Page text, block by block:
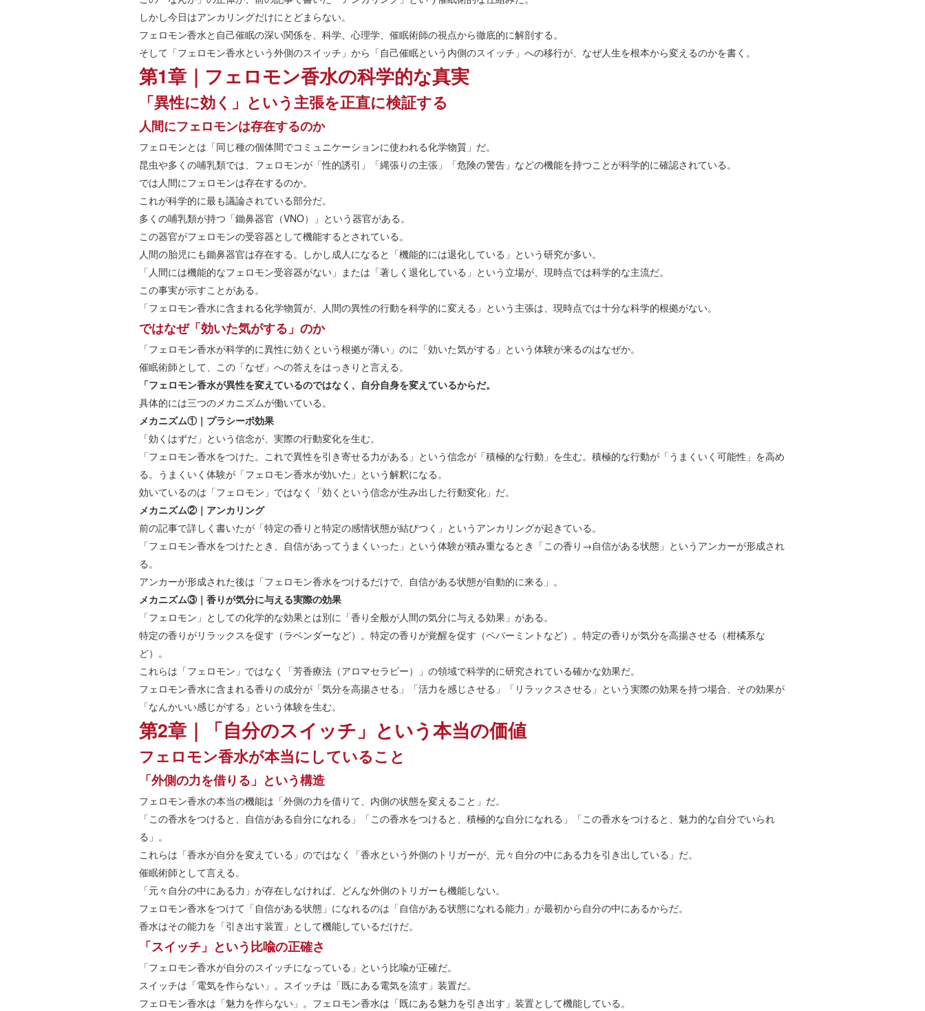
しかし今日はアンカリングだけにとどまらない。
フェロモン香水と自己催眠の深い関係を、科学、心理学、催眠術師の視点から徹底的に解剖する。
そして「フェロモン香水という外側のスイッチ」から「自己催眠という内側のスイッチ」への移行が、なぜ人生を根本から変えるのかを書く。
第1章｜フェロモン香水の科学的な真実
「異性に効く」という主張を正直に検証する
人間にフェロモンは存在するのか
フェロモンとは「同じ種の個体間でコミュニケーションに使われる化学物質」だ。
昆虫や多くの哺乳類では、フェロモンが「性的誘引」「縄張りの主張」「危険の警告」などの機能を持つことが科学的に確認されている。
では人間にフェロモンは存在するのか。
これが科学的に最も議論されている部分だ。
多くの哺乳類が持つ「鋤鼻器官（VNO）」という器官がある。
この器官がフェロモンの受容器として機能するとされている。
人間の胎児にも鋤鼻器官は存在する。しかし成人になると「機能的には退化している」という研究が多い。
「人間には機能的なフェロモン受容器がない」または「著しく退化している」という立場が、現時点では科学的な主流だ。
この事実が示すことがある。
「フェロモン香水に含まれる化学物質が、人間の異性の行動を科学的に変える」という主張は、現時点では十分な科学的根拠がない。
ではなぜ「効いた気がする」のか
「フェロモン香水が科学的に異性に効くという根拠が薄い」のに「効いた気がする」という体験が来るのはなぜか。
催眠術師として、この「なぜ」への答えをはっきりと言える。
「フェロモン香水が異性を変えているのではなく、自分自身を変えているからだ。
具体的には三つのメカニズムが働いている。
メカニズム①｜プラシーボ効果
「効くはずだ」という信念が、実際の行動変化を生む。
「フェロモン香水をつけた。これで異性を引き寄せる力がある」という信念が「積極的な行動」を生む。積極的な行動が「うまくいく可能性」を高め
る。うまくいく体験が「フェロモン香水が効いた」という解釈になる。
効いているのは「フェロモン」ではなく「効くという信念が生み出した行動変化」だ。
メカニズム②｜アンカリング
前の記事で詳しく書いたが「特定の香りと特定の感情状態が結びつく」というアンカリングが起きている。
「フェロモン香水をつけたとき、自信があってうまくいった」という体験が積み重なるとき「この香り→自信がある状態」というアンカーが形成され
る。
アンカーが形成された後は「フェロモン香水をつけるだけで、自信がある状態が自動的に来る」。
メカニズム③｜香りが気分に与える実際の効果
「フェロモン」としての化学的な効果とは別に「香り全般が人間の気分に与える効果」がある。
特定の香りがリラックスを促す（ラベンダーなど）。特定の香りが覚醒を促す（ペパーミントなど）。特定の香りが気分を高揚させる（柑橘系な
ど）。
これらは「フェロモン」ではなく「芳香療法（アロマセラピー）」の領域で科学的に研究されている確かな効果だ。
フェロモン香水に含まれる香りの成分が「気分を高揚させる」「活力を感じさせる」「リラックスさせる」という実際の効果を持つ場合、その効果が
「なんかいい感じがする」という体験を生む。
第2章｜「自分のスイッチ」という本当の価値
フェロモン香水が本当にしていること
「外側の力を借りる」という構造
フェロモン香水の本当の機能は「外側の力を借りて、内側の状態を変えること」だ。
「この香水をつけると、自信がある自分になれる」「この香水をつけると、積極的な自分になれる」「この香水をつけると、魅力的な自分でいられ
る」。
これらは「香水が自分を変えている」のではなく「香水という外側のトリガーが、元々自分の中にある力を引き出している」だ。
催眠術師として言える。
「元々自分の中にある力」が存在しなければ、どんな外側のトリガーも機能しない。
フェロモン香水をつけて「自信がある状態」になれるのは「自信がある状態になれる能力」が最初から自分の中にあるからだ。
香水はその能力を「引き出す装置」として機能しているだけだ。
「スイッチ」という比喩の正確さ
「フェロモン香水が自分のスイッチになっている」という比喩が正確だ。
スイッチは「電気を作らない」。スイッチは「既にある電気を流す」装置だ。
フェロモン香水は「魅力を作らない」。フェロモン香水は「既にある魅力を引き出す」装置として機能している。